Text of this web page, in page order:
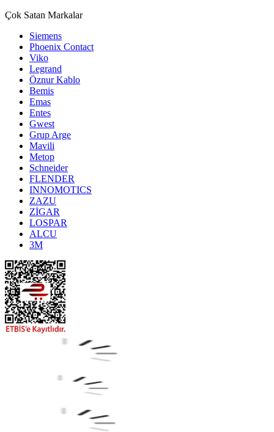
Çok Satan Markalar
Siemens
Phoenix Contact
Viko
Legrand
Öznur Kablo
Bemis
Emas
Entes
Gwest
Grup Arge
Mavili
Metop
Schneider
FLENDER
INNOMOTICS
ZAZU
ZİGAR
LOSPAR
ALCU
3M